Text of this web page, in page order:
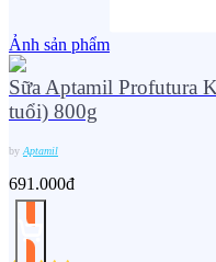
Ảnh sản phẩm
Sữa Aptamil Profutura
tuổi) 800g
by Aptamil
691.000đ